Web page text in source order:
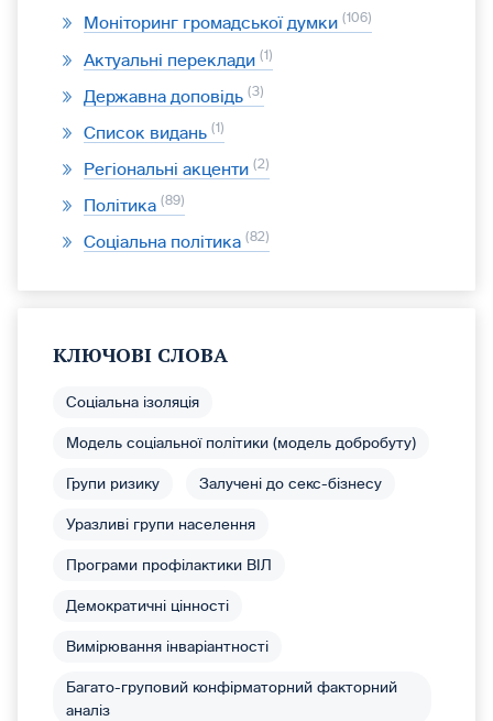
Моніторинг громадської думки 106
Актуальні переклади 1
Державна доповідь 3
Список видань 1
Регіональні акценти 2
Політика 89
Соціальна політика 82
КЛЮЧОВІ СЛОВА
Соціальна ізоляція
Модель соціальної політики (модель добробуту)
Групи ризику Залучені до секс-бізнесу
Уразливі групи населення
Програми профілактики ВІЛ
Демократичні цінності
Вимірювання інваріантності
Багато-груповий конфірматорний факторний
аналіз